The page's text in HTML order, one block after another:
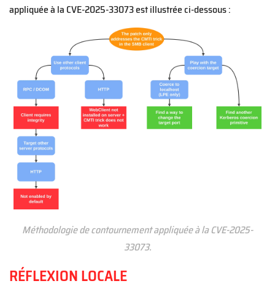
appliquée à la CVE-2025-33073 est illustrée ci-dessous :
Méthodologie de contournement appliquée à la CVE-2025-
33073.
RÉFLEXION LOCALE